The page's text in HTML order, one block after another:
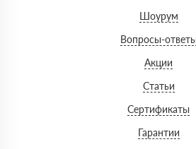
Шоурум
Вопросы-ответы
Акции
Статьи
Сертификаты
Гарантии